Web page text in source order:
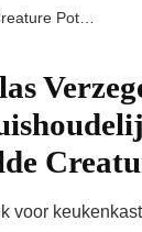
Pot…
voor